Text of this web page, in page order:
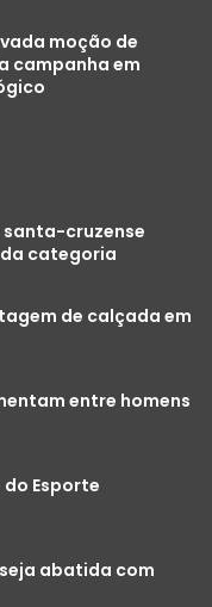
moção de
campanha em
santa-cruzense
categoria
de calçada em
entre homens
Esporte
abatida com